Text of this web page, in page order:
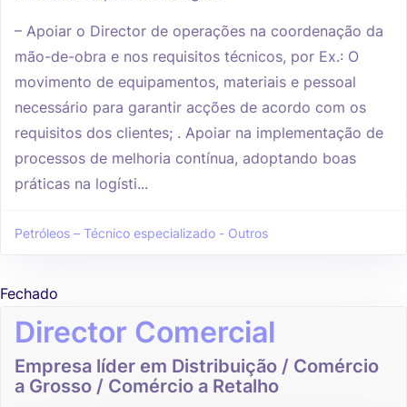
– Apoiar o Director de operações na coordenação da
mão-de-obra e nos requisitos técnicos, por Ex.: O
movimento de equipamentos, materiais e pessoal
necessário para garantir acções de acordo com os
requisitos dos clientes; . Apoiar na implementação de
processos de melhoria contínua, adoptando boas
práticas na logísti...
Petróleos – Técnico especializado - Outros
Fechado
Director Comercial
Empresa líder em Distribuição / Comércio
a Grosso / Comércio a Retalho